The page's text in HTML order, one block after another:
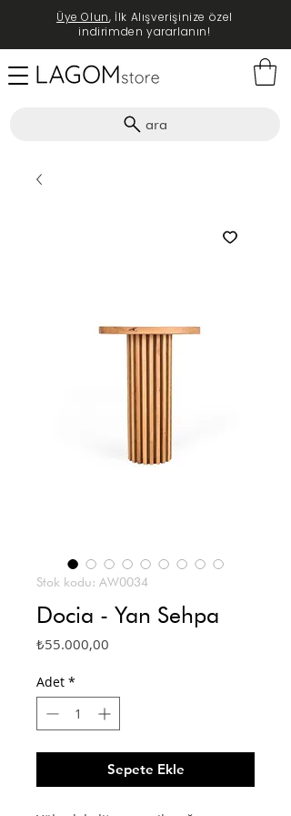
ara
Üye Olun, İlk Alışverişinize özel
indirimden yararlanın!
Stok kodu: AW0034
Docia - Yan Sehpa
₺55.000,00
Adet *
Sepete Ekle